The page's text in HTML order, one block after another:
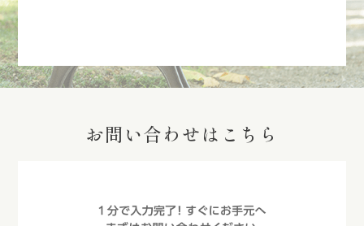
お問い合わせはこちら